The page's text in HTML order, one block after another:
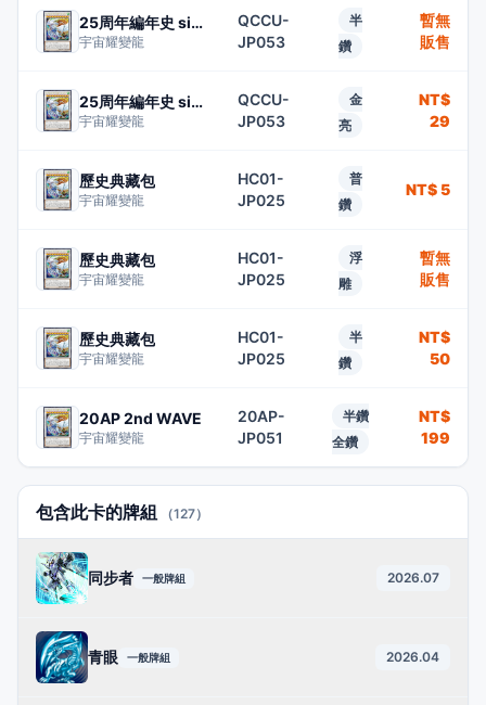
25周年編年史 side:團結
宇宙耀變龍
QCCU-
JP053
半
鑽
暫無
販售
25周年編年史 side:團結
宇宙耀變龍
QCCU-
JP053
金
亮
NT$
29
歷史典藏包
宇宙耀變龍
HC01-
JP025
普
鑽
NT$ 5
歷史典藏包
宇宙耀變龍
HC01-
JP025
浮
雕
暫無
販售
歷史典藏包
宇宙耀變龍
HC01-
JP025
半
鑽
NT$
50
20AP 2nd WAVE
宇宙耀變龍
20AP-
JP051
半鑽
全鑽
NT$
199
包含此卡的牌組 （127）
同步者 一般牌組 2026.07
青眼 一般牌組 2026.04